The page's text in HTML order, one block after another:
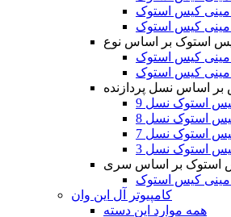
استوک بر اساس نوع
اساس نسل پردازنده
استوک نسل 9
استوک نسل 8
استوک نسل 7
استوک نسل 3
استوک بر اساس سری
کامپیوتر آل این وان
همه موارد این دسته